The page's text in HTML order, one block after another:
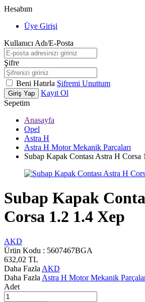
Hesabım
Üye Girişi
Kullanıcı Adı/E-Posta
Şifre
Beni Hatırla Şifremi Unuttum
Giriş Yap
Kayıt Ol
Sepetim
Anasayfa
Opel
Astra H
Astra H Motor Mekanik Parçaları
Subap Kapak Contası Astra H Corsa
Subap Kapak
Corsa 1.2 1.4 Xep
AKD
Ürün Kodu : 5607467BGA
632,02 TL
Daha Fazla AKD
Daha Fazla Astra H Motor Mekanik
Adet